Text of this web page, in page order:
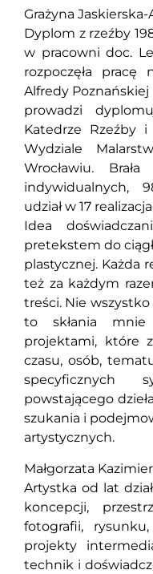
Grażyna
Dyplom z rzeźby
w pracowni doc.
rozpoczęła
Alfredy
prowadzi
Katedrze Rzeźby i
Wydziale
Wrocławiu.
indywidualnych,
udział w 17
Idea
pretekstem do
plastycznej. Każda
też za każdym
treści. Nie
to skłania
projektami, które
czasu, osób,
specyficznych
powstającego
szukania i
artystycznych.
Małgorzata
Artystka od lat
koncepcji,
fotografii,
projekty
technik i